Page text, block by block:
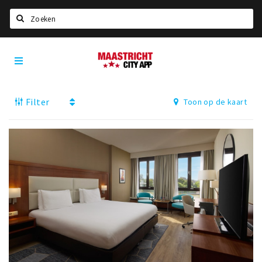
Home
Deals
Nieuws, interviews & blogs
Drinken
Slapen
Recreatief
Winkels
Maastricht
City
Filter Toon op de kaart